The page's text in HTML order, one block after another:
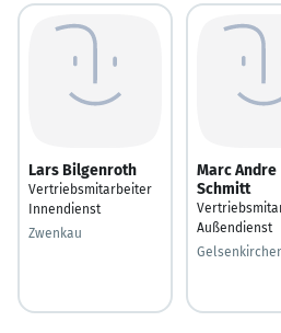
Lars Bilgenroth
Vertriebsmitarbeiter
Innendienst
Zwenkau
Marc Andre
Schmitt
Außendienst